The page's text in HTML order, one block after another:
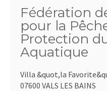
Fédération
pour la
Protection
Aquatique
Villa &quot,la
07600 VALS LES BAINS